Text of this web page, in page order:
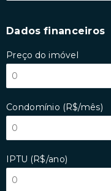
Dados financeiros
Preço do imóvel
Condomínio (R$/mês)
IPTU (R$/ano)